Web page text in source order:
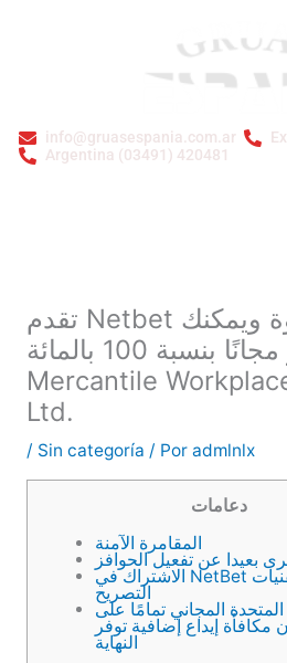
info@gruasespania.com.ar
Argentina (03491) 420481
تقدم Netbet ومكافآت مدعوة ويمكنك
أن تدور مجانًا بنسبة 100 بالمائة
Mercantile
Ltd.
/ Sin categoría / Por admlnlx
دعامات
المقامرة الآمنة
بعيدا عن تفعيل الحوافز
الاشتراك في NetBet يعطي تقنيات
التصريح
المتحدة المجاني تمامًا على
مكافأة إيداع إضافية توفر
النهاية